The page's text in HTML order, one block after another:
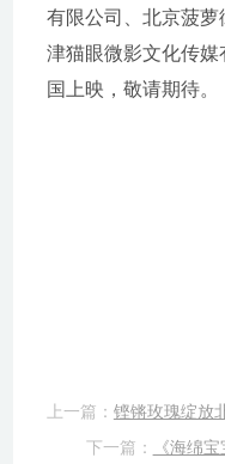
有限公司、北京菠
津猫眼微影文化传媒
国上映，敬请期待。
上一篇： 铿锵玫瑰绽放
下一篇：
《海绵